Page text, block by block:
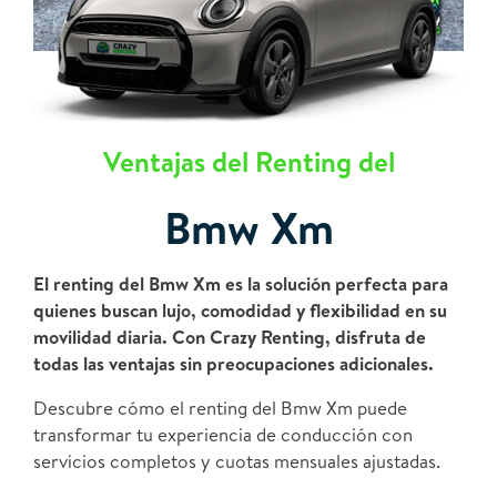
Ventajas del Renting del
Bmw Xm
El renting del Bmw Xm es la solución perfecta para
quienes buscan lujo, comodidad y flexibilidad en su
movilidad diaria. Con Crazy Renting, disfruta de
todas las ventajas sin preocupaciones adicionales.
Descubre cómo el renting del Bmw Xm puede
transformar tu experiencia de conducción con
servicios completos y cuotas mensuales ajustadas.